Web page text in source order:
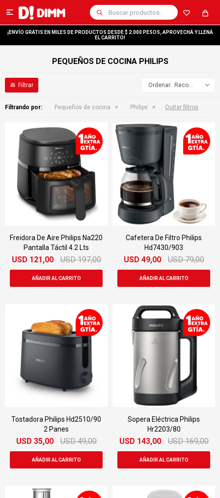

¡ENVÍO GRATIS EN MILES DE PRODUCTOS DESDE $ 2.000 PESOS, APROVECHÁ Y LLENÁ
EL CARRITO!
PEQUEÑOS DE COCINA PHILIPS
Recomendados
Filtrando por: Pequeños de cocina Philips Quitar filtros
Freidora De Aire Philips Na220
Pantalla Táctil 4.2 Lts
USD 121,00 USD 197,00
Cafetera De Filtro Philips
Hd7430/903
USD 49,00 USD 79,00
Tostadora Philips Hd2510/90
2 Panes
USD 35,00 USD 49,00
Sopera Eléctrica Philips
Hr2203/80
USD 143,00 USD 169,00